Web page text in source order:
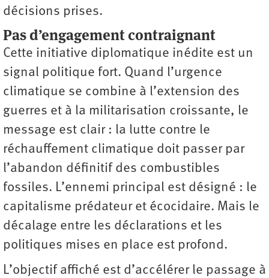
décisions prises.
Pas d’engagement contraignant
Cette initiative diplomatique inédite est un
signal politique fort. Quand l’urgence
climatique se combine à l’extension des
guerres et à la militarisation croissante, le
message est clair : la lutte contre le
réchauffement climatique doit passer par
l’abandon définitif des combustibles
fossiles. L’ennemi principal est désigné : le
capitalisme prédateur et écocidaire. Mais le
décalage entre les déclarations et les
politiques mises en place est profond.
L’objectif affiché est d’accélérer le passage à